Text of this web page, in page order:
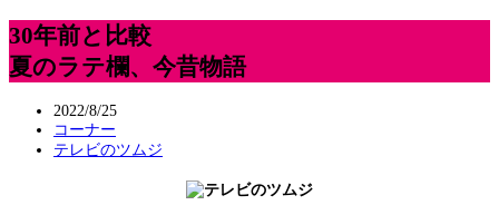
30年前と比較
夏のラテ欄、今昔物語
2022/8/25
コーナー
テレビのツムジ